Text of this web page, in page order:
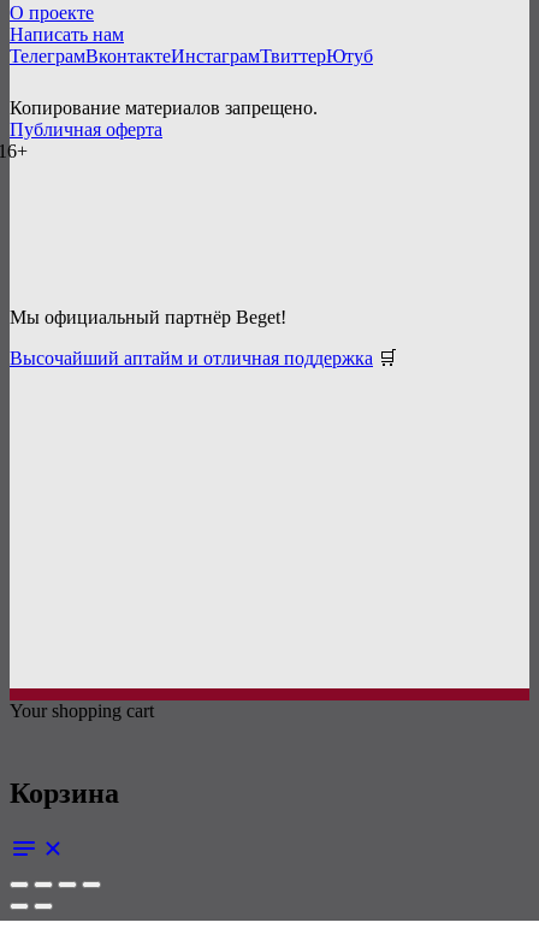
О проекте
Написать нам
ТелеграмВконтактеИнстаграмТвиттерЮтуб
Копирование материалов запрещено.
Публичная оферта
Мы официальный партнёр Beget!
Высочайший аптайм и отличная поддержка 🛒
Your shopping cart
Корзина